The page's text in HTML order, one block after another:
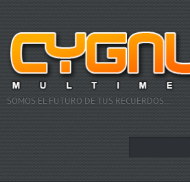
SOMOS EL FUTURO DE TUS RECUERDOS…